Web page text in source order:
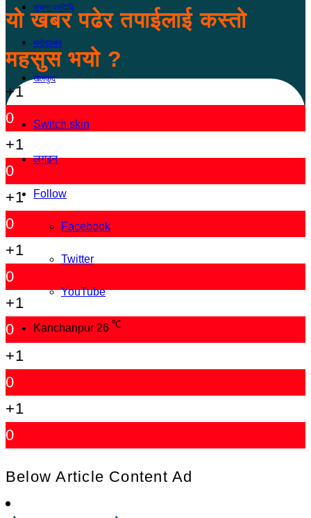
सूचना प्रविधि
मनोरञ्जन
खेलकुद
Switch skin
लगइन
Follow
Facebook
Twitter
YouTube
Kanchanpur 26 ℃
यो खबर पढेर तपाईलाई कस्तो
महसुस भयो ?
+1
0
+1
0
+1
0
+1
0
+1
0
+1
0
+1
0
Below Article Content Ad